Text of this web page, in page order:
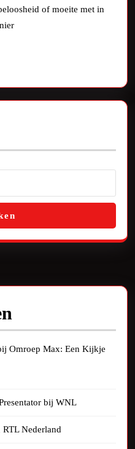
voor
of moeite met in
Omroep Max: Een Kijkje
bij WNL
RTL Nederland